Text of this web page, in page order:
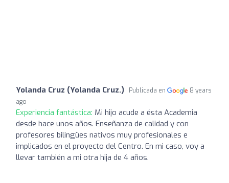
Yolanda Cruz (Yolanda Cruz.) Publicada en
8 years
ago
Experiencia fantástica: Mi hijo acude a ésta Academia
desde hace unos años. Enseñanza de calidad y con
profesores bilingües nativos muy profesionales e
implicados en el proyecto del Centro. En mi caso, voy a
llevar también a mi otra hija de 4 años.